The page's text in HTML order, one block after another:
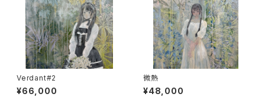
Verdant#2
¥66,000
微熱
¥48,000